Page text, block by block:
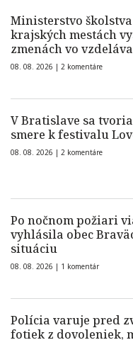
Ministerstvo
krajských mestách
zmenách vo
08. 08. 2026 | 2 komentáre
V Bratislave sa
smere k festivalu
08. 08. 2026 | 2 komentáre
Po nočnom požiari
vyhlásila obec
situáciu
08. 08. 2026 | 1 komentár
Polícia varuje pred
fotiek z dovoleniek,